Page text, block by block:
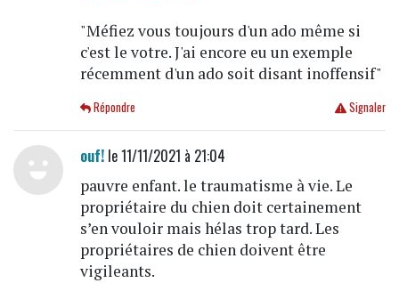
"Méfiez vous toujours d'un ado même si
c'est le votre. J'ai encore eu un exemple
récemment d'un ado soit disant inoffensif"
Signaler
Répondre
ouf!le 11/11/2021 à 21:04
pauvre enfant. le traumatisme à vie. Le
propriétaire du chien doit certainement
s’en vouloir mais hélas trop tard. Les
propriétaires de chien doivent être
vigileants.